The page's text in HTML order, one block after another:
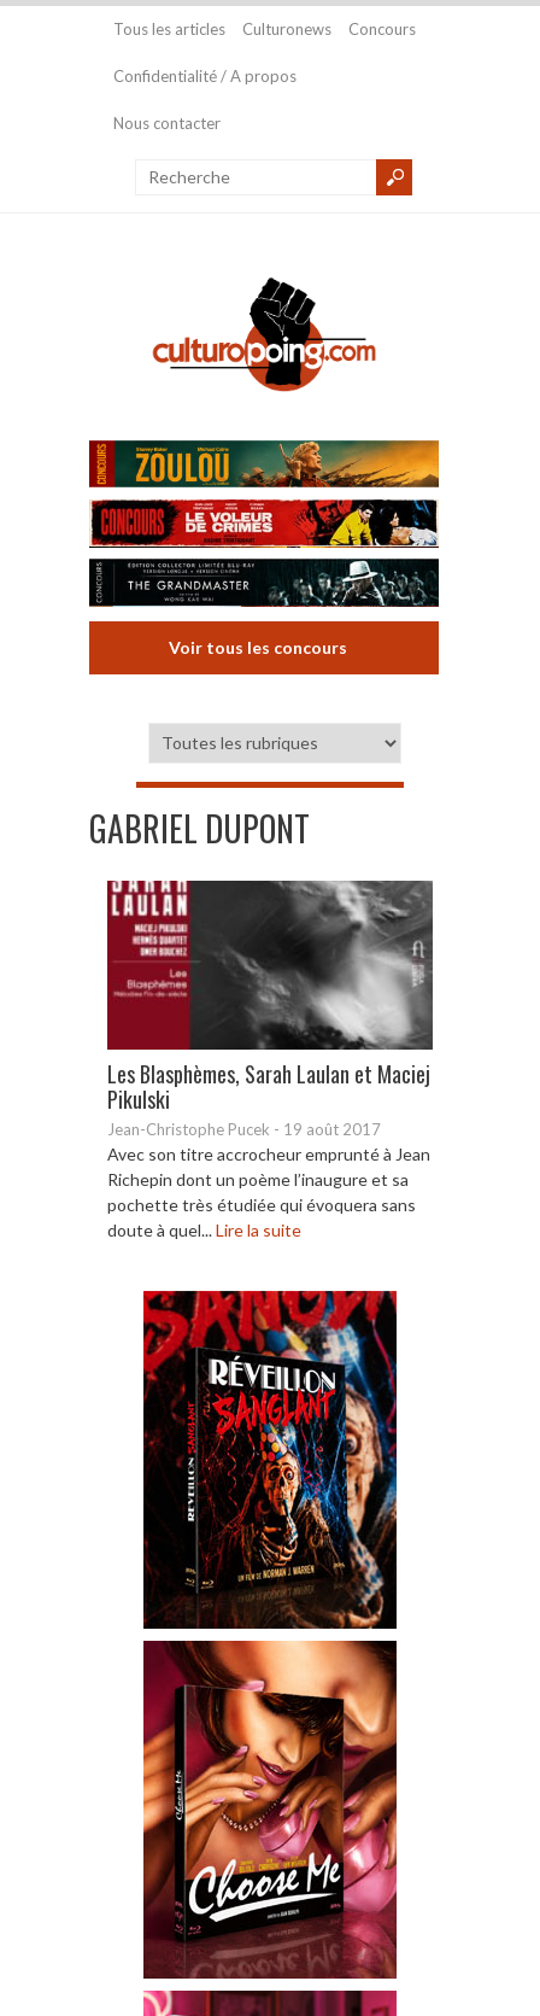
Tous les articles Culturonews Concours
Confidentialité / A propos
Nous contacter
Voir tous les concours
GABRIEL DUPONT
Les Blasphèmes, Sarah Laulan et Maciej
Pikulski
Jean-Christophe Pucek - 19 août 2017
Avec son titre accrocheur emprunté à Jean
Richepin dont un poème l’inaugure et sa
pochette très étudiée qui évoquera sans
doute à quel...Lire la suite